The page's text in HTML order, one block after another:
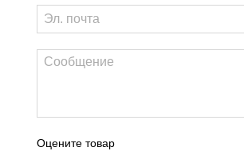
Оцените товар